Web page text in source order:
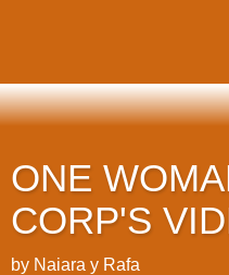
ONE
CORP'S
by Naiara y Rafa